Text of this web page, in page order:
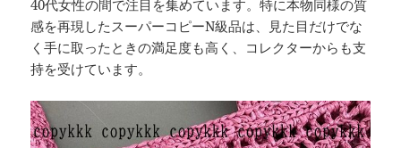
40代女性の間で注目を集めています。特に本物同様の質
感を再現したスーパーコピーN級品は、見た目だけでな
く手に取ったときの満足度も高く、コレクターからも支
持を受けています。